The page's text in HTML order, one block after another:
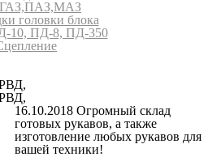
головки блока
10, ПД-8, ПД-350
16.10.2018 Огромный склад
готовых рукавов, а также
изготовление любых рукавов для
вашей техники!